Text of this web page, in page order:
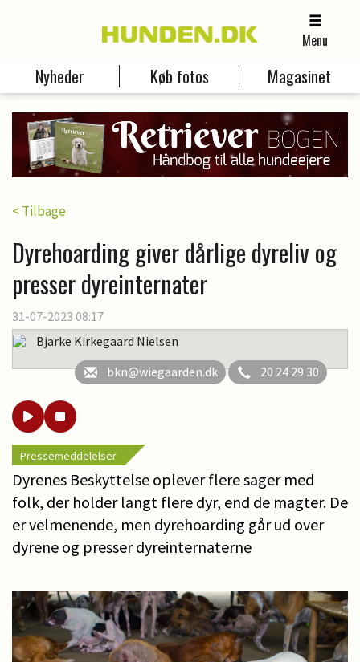
Menu
Nyheder Køb fotos Magasinet
< Tilbage
Dyrehoarding giver dårlige dyreliv og
presser dyreinternater
31-07-2023 08:17
Bjarke Kirkegaard Nielsen
bkn@wiegaarden.dk
20 24 29 30
Pressemeddelelser
Dyrenes Beskyttelse oplever flere sager med
folk, der holder langt flere dyr, end de magter. De
er velmenende, men dyrehoarding går ud over
dyrene og presser dyreinternaterne